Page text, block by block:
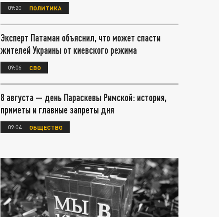
09:20 ПОЛИТИКА
Эксперт Патаман объяснил, что может спасти
жителей Украины от киевского режима
09:06 СВО
8 августа — день Параскевы Римской: история,
приметы и главные запреты дня
09:04 ОБЩЕСТВО